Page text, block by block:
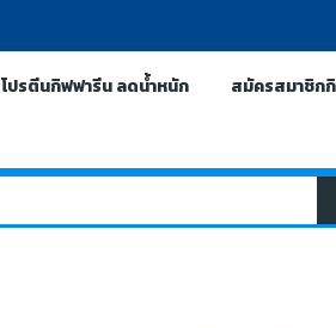
โปรตีนกิฟฟารีน ลดน้ำหนัก สมัครสมาชิก